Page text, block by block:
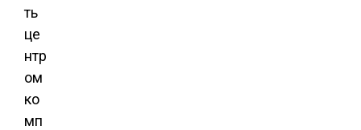
ть
це
нтр
ом
ко
мп